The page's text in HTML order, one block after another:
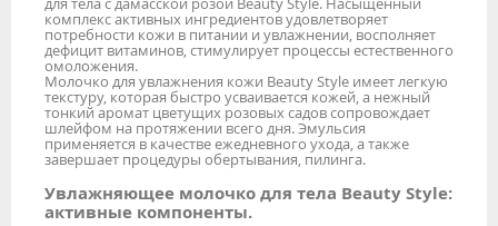
комплекс активных ингредиентов удовлетворяет
потребности кожи в питании и увлажнении, восполняет
дефицит витаминов, стимулирует процессы естественного
омоложения.
Молочко для увлажнения кожи Beauty Style имеет легкую
текстуру, которая быстро усваивается кожей, а нежный
тонкий аромат цветущих розовых садов сопровождает
шлейфом на протяжении всего дня. Эмульсия
применяется в качестве ежедневного ухода, а также
завершает процедуры обертывания, пилинга.
Увлажняющее молочко для тела Beauty Style:
активные компоненты.